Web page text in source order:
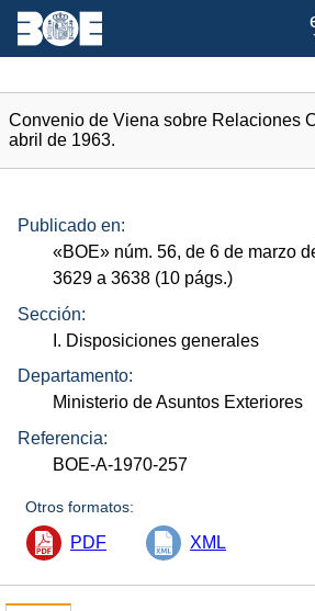
Convenio de Viena sobre Relaciones
abril de 1963.
Publicado en:
«BOE» núm. 56, de 6 de marzo
3629 a 3638 (10 págs.)
Sección:
I. Disposiciones generales
Departamento:
Ministerio de Asuntos Exteriores
Referencia:
BOE-A-1970-257
Otros formatos:
PDF XML